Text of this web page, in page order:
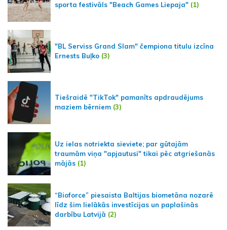
sporta festivāls "Beach Games Liepaja" (1)
"BL Serviss Grand Slam" čempiona titulu izcīna
Ernests Buļko (3)
Tiešraidē "TikTok" pamanīts apdraudējums
maziem bērniem (3)
Uz ielas notriekta sieviete; par gūtajām
traumām viņa "apjautusi" tikai pēc atgriešanās
mājās (1)
“Bioforce” piesaista Baltijas biometāna nozarē
līdz šim lielākās investīcijas un paplašinās
darbību Latvijā (2)